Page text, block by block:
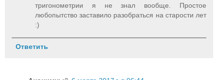
тригонометрии я не знал вообще. Простое
любопытство заставило разобраться на старости лет
:)
Ответить